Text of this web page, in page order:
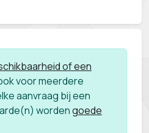
of een
voor meerdere
aanvraag bij een
wordengoede